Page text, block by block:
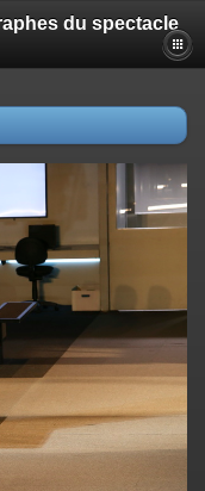
du spectacle